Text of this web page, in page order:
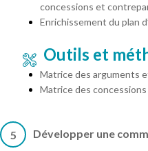
concessions et
Enrichissement du plan
Outils et
Matrice des arguments
Matrice des
5
Développer une